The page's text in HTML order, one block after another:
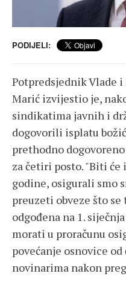
PODIJELI:
Potpredsjednik Vlade
Marić izvijestio je,
sindikatima javnih i
dogovorili isplatu
prethodno
za četiri posto. "Biti će
godine, osigurali smo
preuzeti obveze što
odgođena na 1.
morati u proračunu
povećanje osnovice
novinarima nakon